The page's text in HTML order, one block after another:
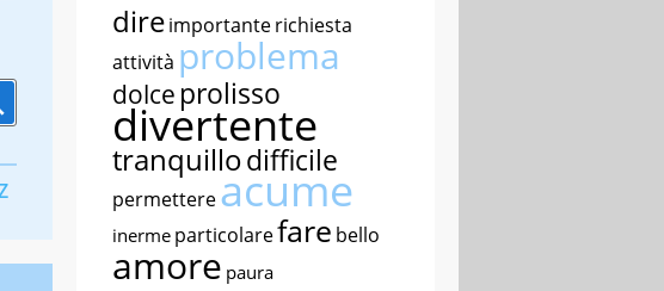
direimportanterichiesta
attività problema
dolce prolisso
divertente
tranquillodifficile
permettereacume
inerme particolarefare bello
amore paura